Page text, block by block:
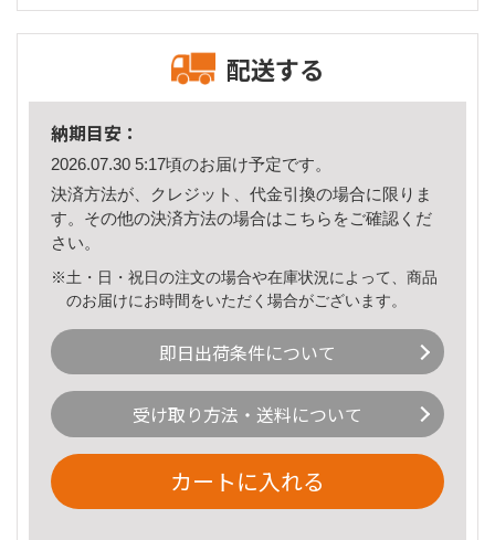
配送する
納期目安：
2026.07.30 5:17頃のお届け予定です。
決済方法が、クレジット、代金引換の場合に限りま
す。その他の決済方法の場合はこちら をご確認くだ
さい。
※土・日・祝日の注文の場合や在庫状況によって、商品
のお届けにお時間をいただく場合がございます。
即日出荷条件について
受け取り方法・送料について
カートに入れる